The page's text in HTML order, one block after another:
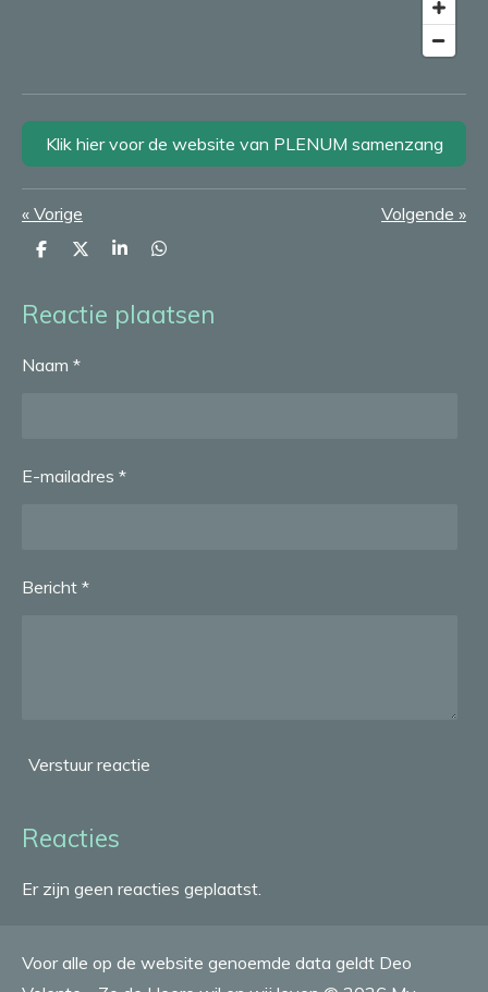
Klik hier voor de website van PLENUM samenzang
« Vorige Volgende »
D
e
n
D
l
S
r
e
D
e
n
Reactie plaatsen
Naam *
E-mailadres *
Bericht *
Verstuur reactie
Reacties
Er zijn geen reacties geplaatst.
Voor alle op de website genoemde data geldt Deo